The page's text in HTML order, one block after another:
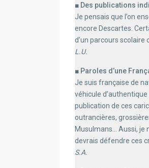
■ Des publications
Je pensais que l’on
encore Descartes.
d’un parcours scolaire
L.U.
■ Paroles d’une
Je suis française de
véhicule
publication de ces
outrancières,
Musulmans… Aussi, je
devrais défendre ces
S.A.